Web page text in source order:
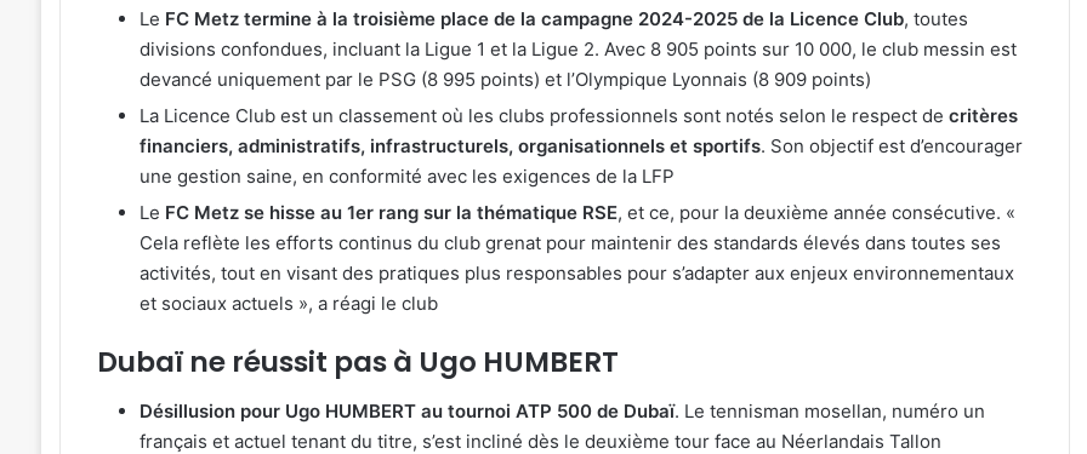
Le FC Metz termine à la troisième place de la campagne 2024-2025 de la Licence Club, toutes
divisions confondues, incluant la Ligue 1 et la Ligue 2. Avec 8 905 points sur 10 000, le club messin est
devancé uniquement par le PSG (8 995 points) et l’Olympique Lyonnais (8 909 points)
La Licence Club est un classement où les clubs professionnels sont notés selon le respect de critères
financiers, administratifs, infrastructurels, organisationnels et sportifs. Son objectif est d’encourager
une gestion saine, en conformité avec les exigences de la LFP
Le FC Metz se hisse au 1er rang sur la thématique RSE, et ce, pour la deuxième année consécutive. «
Cela reflète les efforts continus du club grenat pour maintenir des standards élevés dans toutes ses
activités, tout en visant des pratiques plus responsables pour s’adapter aux enjeux environnementaux
et sociaux actuels », a réagi le club
Dubaï ne réussit pas à Ugo HUMBERT
Désillusion pour Ugo HUMBERT au tournoi ATP 500 de Dubaï. Le tennisman mosellan, numéro un
français et actuel tenant du titre, s’est incliné dès le deuxième tour face au Néerlandais Tallon